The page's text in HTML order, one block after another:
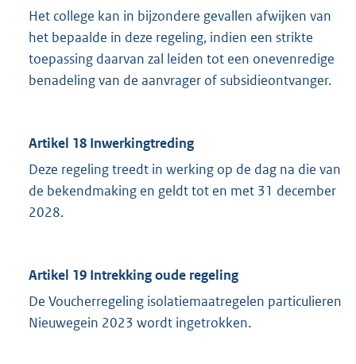
Het college kan in bijzondere gevallen afwijken van
het bepaalde in deze regeling, indien een strikte
toepassing daarvan zal leiden tot een onevenredige
benadeling van de aanvrager of subsidieontvanger.
Artikel 18 Inwerkingtreding
Deze regeling treedt in werking op de dag na die van
de bekendmaking en geldt tot en met 31 december
2028.
Artikel 19 Intrekking oude regeling
De Voucherregeling isolatiemaatregelen particulieren
Nieuwegein 2023 wordt ingetrokken.